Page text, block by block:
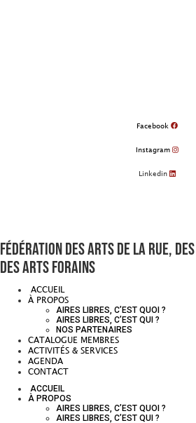
Facebook
Instagram
Linkedin
Fédération des arts de la rue,
des arts forains
ACCUEIL
À PROPOS
AIRES LIBRES, C’EST QUOI ?
AIRES LIBRES, C’EST QUI ?
NOS PARTENAIRES
CATALOGUE MEMBRES
ACTIVITÉS & SERVICES
AGENDA
CONTACT
ACCUEIL
À PROPOS
AIRES LIBRES, C’EST QUOI ?
AIRES LIBRES, C’EST QUI ?